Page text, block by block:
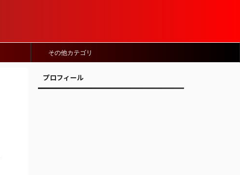
その他カテゴリ
プロフィール